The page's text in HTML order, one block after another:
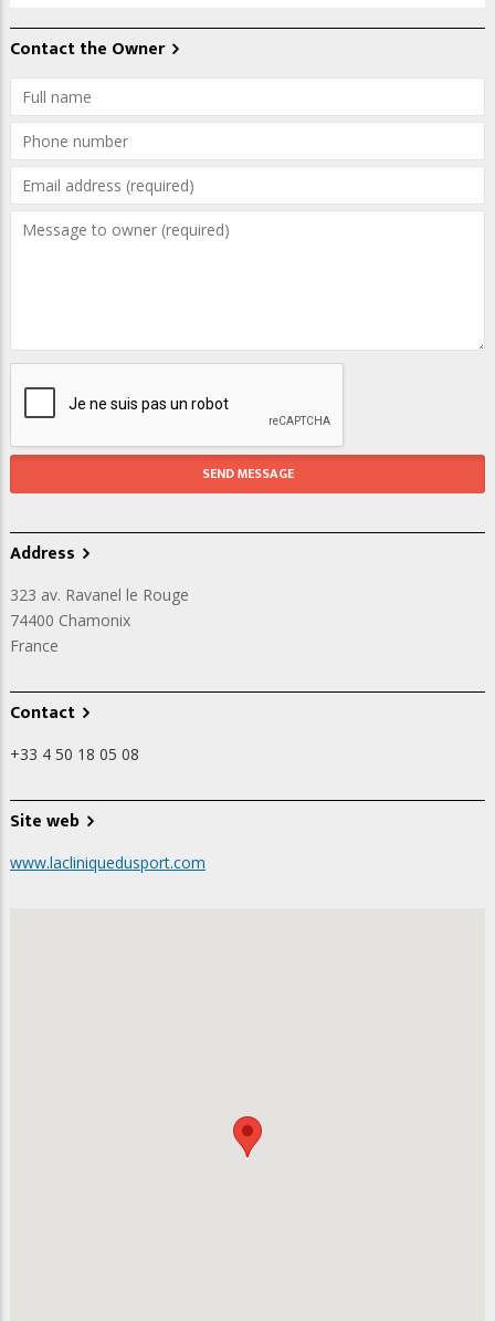
Contact the Owner
Address
323 av. Ravanel le Rouge
74400 Chamonix
France
Contact
+33 4 50 18 05 08
Site web
www.lacliniquedusport.com